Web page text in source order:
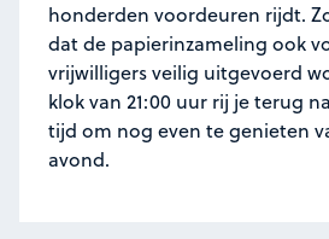
honderden voordeuren rijdt.
dat de papierinzameling ook
vrijwilligers veilig uitgevoerd
klok van 21:00 uur rij je terug
tijd om nog even te genieten
avond.